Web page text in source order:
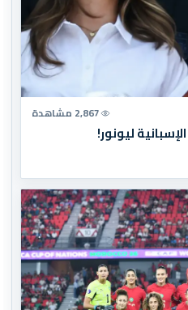
2,867 مشاهدة
ليونور!